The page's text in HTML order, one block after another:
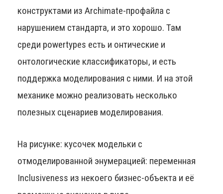
конструктами из Archimate-профайла с
нарушением стандарта, и это хорошо. Там
среди powertypes есть и онтические и
онтологические классификаторы, и есть
поддержка моделирования с ними. И на этой
механике можно реализовать несколько
полезных сценариев моделирования.
На рисунке: кусочек модельки с
отмоделированной энумерацией: переменная
Inclusiveness из некоего бизнес-объекта и её